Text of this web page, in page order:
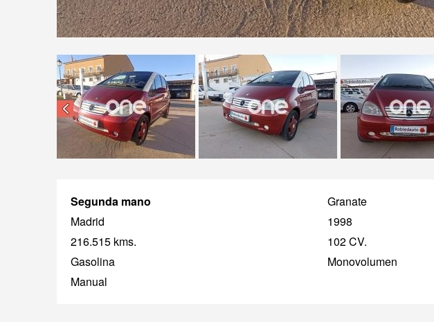
Segunda mano
Madrid
216.515 kms.
Gasolina
Manual
Granate
1998
102 CV.
Monovolumen